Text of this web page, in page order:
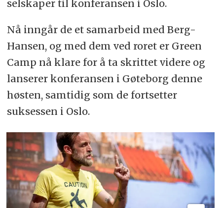
selskaper til konferansen i Oslo.
Nå inngår de et samarbeid med Berg-
Hansen, og med dem ved roret er Green
Camp nå klare for å ta skrittet videre og
lanserer konferansen i Gøteborg denne
høsten, samtidig som de fortsetter
suksessen i Oslo.